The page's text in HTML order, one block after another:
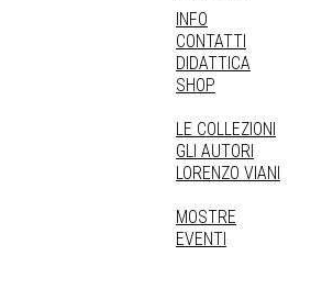
INFO
CONTATTI
DIDATTICA
SHOP
LE COLLEZIONI
GLI AUTORI
LORENZO VIANI
MOSTRE
EVENTI